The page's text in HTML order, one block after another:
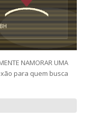
NAMORAR UMA
para quem busca